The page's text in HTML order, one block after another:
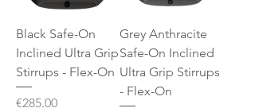
Black Safe-On
Inclined Ultra Grip
Stirrups - Flex-On
Price
€285.00
Grey Anthracite
Safe-On Inclined
Ultra Grip Stirrups
- Flex-On